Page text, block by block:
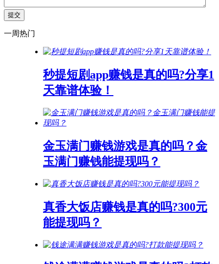
一周热门
秒提短剧app赚钱是真的吗?分享1
天靠谱体验！
金玉满门赚钱游戏是真的吗？金
玉满门赚钱能提现吗？
真香大饭店赚钱是真的吗?300元
能提现吗？